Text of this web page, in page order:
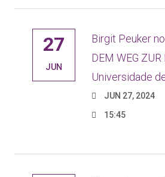
27
JUN
Birgit Peuker
DEM WEG ZUR
Universidade
JUN 27, 2024
15:45